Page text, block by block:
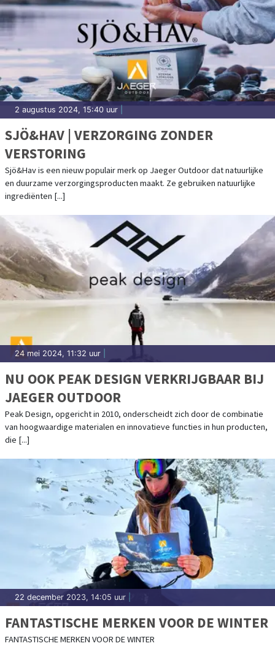
2 augustus 2024, 15:40 uur
SJÖ&HAV | VERZORGING ZONDER
VERSTORING
Sjö&Hav is een nieuw populair merk op Jaeger Outdoor dat natuurlijke
en duurzame verzorgingsproducten maakt. Ze gebruiken natuurlijke
ingrediënten [...]
24 mei 2024, 11:32 uur
NU OOK PEAK DESIGN VERKRIJGBAAR BIJ
JAEGER OUTDOOR
Peak Design, opgericht in 2010, onderscheidt zich door de combinatie
van hoogwaardige materialen en innovatieve functies in hun producten,
die [...]
22 december 2023, 14:05 uur
FANTASTISCHE MERKEN VOOR DE WINTER
FANTASTISCHE MERKEN VOOR DE WINTER